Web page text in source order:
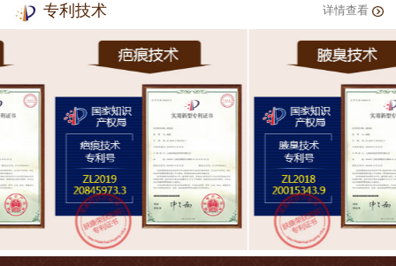
专利技术 详情查看